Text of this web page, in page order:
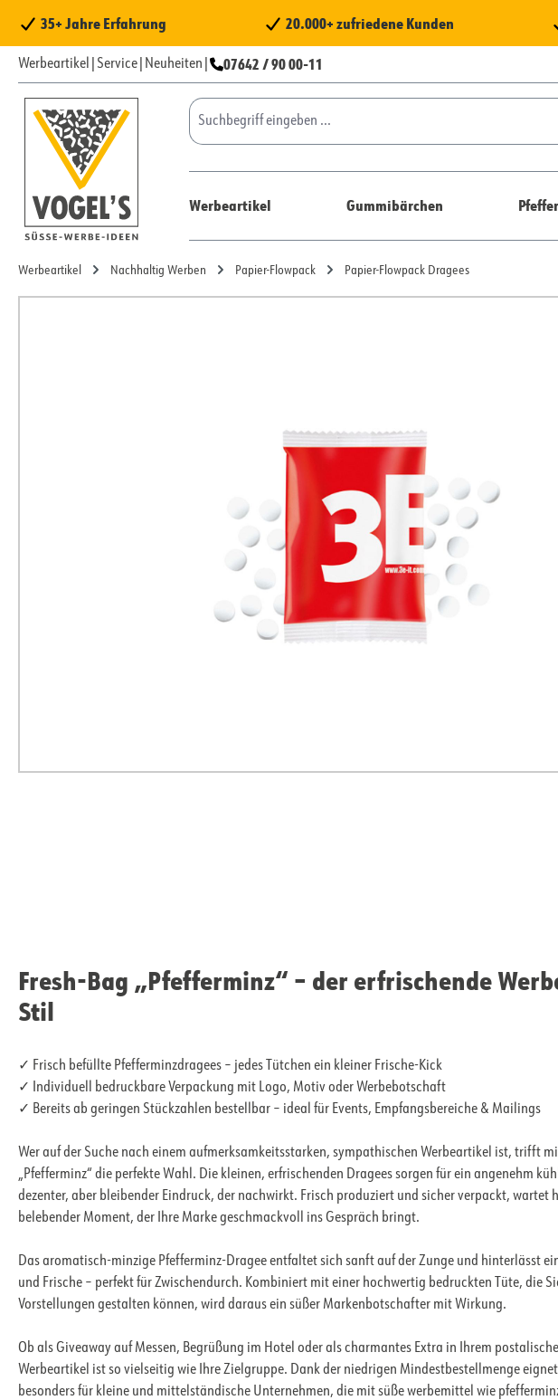
Hauptinhalt springen
Zur Suche springen
Zur Hauptnavigation springen
35+ Jahre Erfahrung 20.000+ zufriedene Kunden
Werbeartikel Service Neuheiten 07642 / 90 00-11
Werbeartikel Gummibärchen
Werbeartikel Nachhaltig Werben Papier-Flowpack Papier-Flowpack Dragees
Fresh-Bag „Pfefferminz“ – der erfrischende
Stil
✓ Frisch befüllte Pfefferminzdragees – jedes Tütchen ein kleiner Frische-Kick
✓ Individuell bedruckbare Verpackung mit Logo, Motiv oder Werbebotschaft
✓ Bereits ab geringen Stückzahlen bestellbar – ideal für Events, Empfangsbereiche & Mailings
Wer auf der Suche nach einem aufmerksamkeitsstarken, sympathischen Werbeartikel ist, trifft
„Pfefferminz“ die perfekte Wahl. Die kleinen, erfrischenden Dragees sorgen für ein angenehm
dezenter, aber bleibender Eindruck, der nachwirkt. Frisch produziert und sicher verpackt, wartet
belebender Moment, der Ihre Marke geschmackvoll ins Gespräch bringt.
Das aromatisch-minzige Pfefferminz-Dragee entfaltet sich sanft auf der Zunge und hinterlässt
und Frische – perfekt für Zwischendurch. Kombiniert mit einer hochwertig bedruckten Tüte, die
Vorstellungen gestalten können, wird daraus ein süßer Markenbotschafter mit Wirkung.
Ob als Giveaway auf Messen, Begrüßung im Hotel oder als charmantes Extra in Ihrem
Werbeartikel ist so vielseitig wie Ihre Zielgruppe. Dank der niedrigen Mindestbestellmenge eignet
besonders für kleine und mittelständische Unternehmen, die mit süße werbemittel wie